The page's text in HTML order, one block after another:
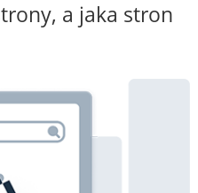
a jaka stron